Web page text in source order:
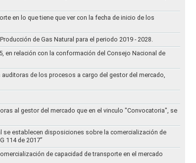
en lo que tiene que ver con la fecha de inicio de los
de Gas Natural para el periodo 2019 - 2028.
en relación con la conformación del Consejo Nacional de
de los procesos a cargo del gestor del mercado,
al gestor del mercado que en el vinculo "Convocatoria", se
se establecen disposiciones sobre la comercialización de
114 de 2017”
de capacidad de transporte en el mercado